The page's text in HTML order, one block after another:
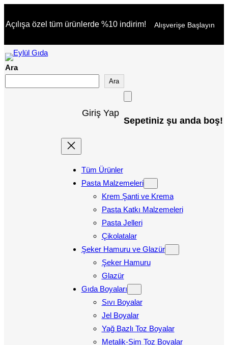
geç
Açılışa özel tüm ürünlerde %10 indirim! Alışverişe Başlayın
Ara
Ara
Giriş Yap
Sepetiniz şu anda boş!
Tüm Ürünler
Pasta Malzemeleri
Krem Şanti ve Krema
Pasta Katkı Malzemeleri
Pasta Jelleri
Çikolatalar
Şeker Hamuru ve Glazür
Şeker Hamuru
Glazür
Gıda Boyaları
Sıvı Boyalar
Jel Boyalar
Yağ Bazlı Toz Boyalar
Metalik-Sim Toz Boyalar